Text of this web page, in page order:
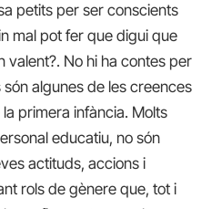
petits per ser conscients
mal pot fer que digui que
valent?. No hi ha contes per
algunes de les creences
primera infància. Molts
educatiu, no són
actituds, accions i
rols de gènere que, tot i